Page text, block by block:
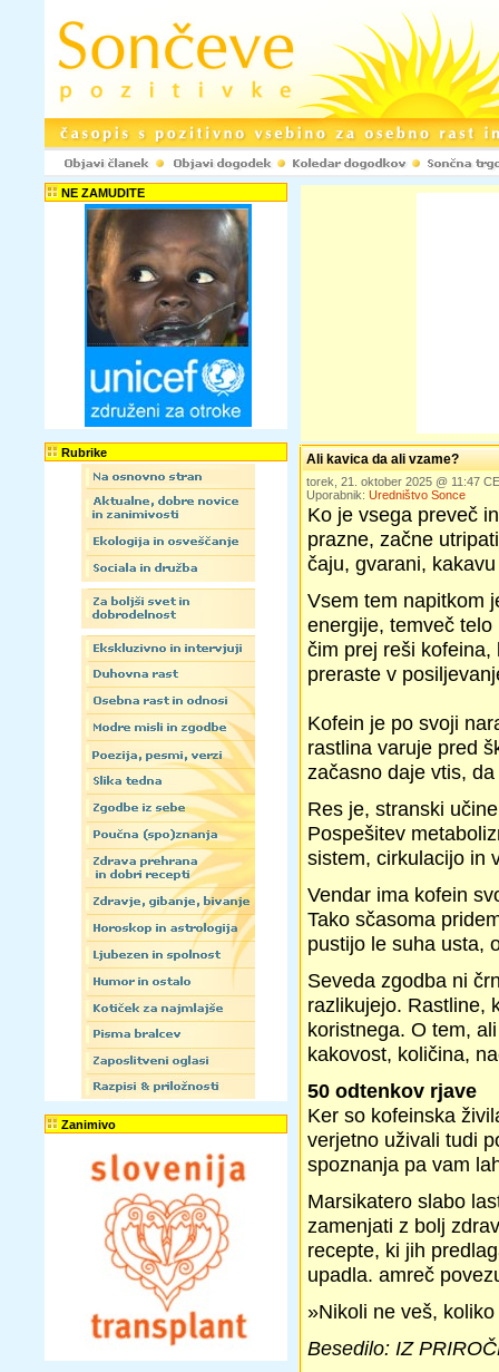
NE ZAMUDITE
Rubrike
Zanimivo
Ali kavica da ali vzame?
torek, 21. oktober 2025 @ 11:47
Uporabnik: Uredništvo Sonce
Ko je vsega preveč
prazne, začne
čaju, gvarani,
Vsem tem napitkom
energije, temveč
čim prej reši kofeina,
preraste v
Kofein je po svoji
rastlina varuje pred
začasno daje vtis,
Res je, stranski
Pospešitev
sistem, cirkulacijo in
Vendar ima kofein
Tako sčasoma
pustijo le suha usta,
Seveda zgodba ni
razlikujejo. Rastline,
koristnega. O tem,
kakovost, količina,
50 odtenkov rjave
Ker so kofeinska
verjetno uživali tudi
spoznanja pa vam
Marsikatero slabo
zamenjati z bolj
recepte, ki jih
upadla. amreč
»Nikoli ne veš,
Besedilo: IZ